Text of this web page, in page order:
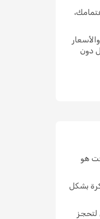
دون
هو
بشكل
لتحجز